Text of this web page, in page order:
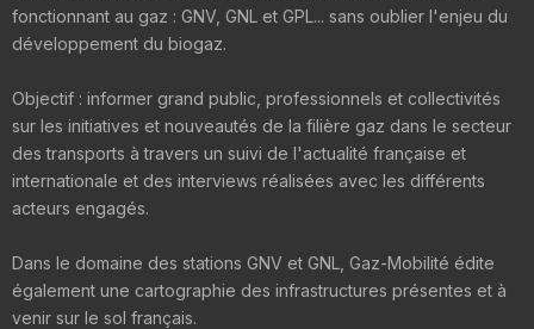
fonctionnant au gaz : GNV, GNL et GPL... sans oublier l'enjeu du
développement du biogaz.
Objectif : informer grand public, professionnels et collectivités
sur les initiatives et nouveautés de la filière gaz dans le secteur
des transports à travers un suivi de l'actualité française et
internationale et des interviews réalisées avec les différents
acteurs engagés.
Dans le domaine des stations GNV et GNL, Gaz-Mobilité édite
également une cartographie des infrastructures présentes et à
venir sur le sol français.